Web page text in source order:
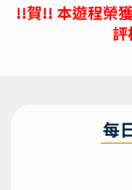
!!賀!! 本遊程榮
每